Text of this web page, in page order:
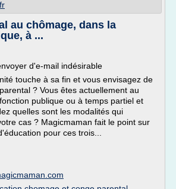
au chômage, dans la
à ...
d'e-mail indésirable
touche à sa fin et vous envisagez de
? Vous êtes actuellement au
publique ou à temps partiel et
quelles sont les modalités qui
cas ? Magicmaman fait le point sur
pour ces trois...